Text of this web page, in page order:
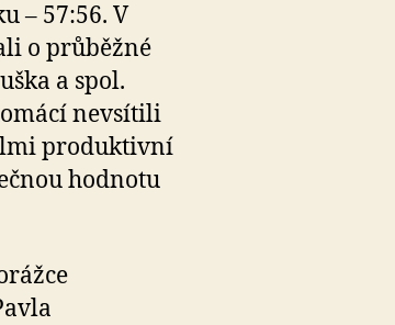
– 57:56. V
o průběžné
a spol.
nevsítili
produktivní
hodnotu